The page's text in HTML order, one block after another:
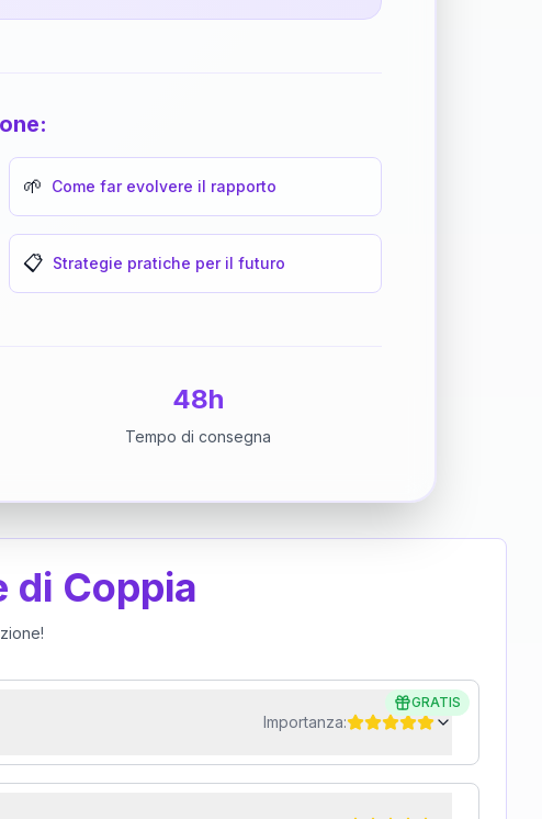
🌱 Come far evolvere il rapporto
📋 Strategie pratiche per il futuro
48h
Tempo di consegna
di Coppia
GRATIS
Importanza: